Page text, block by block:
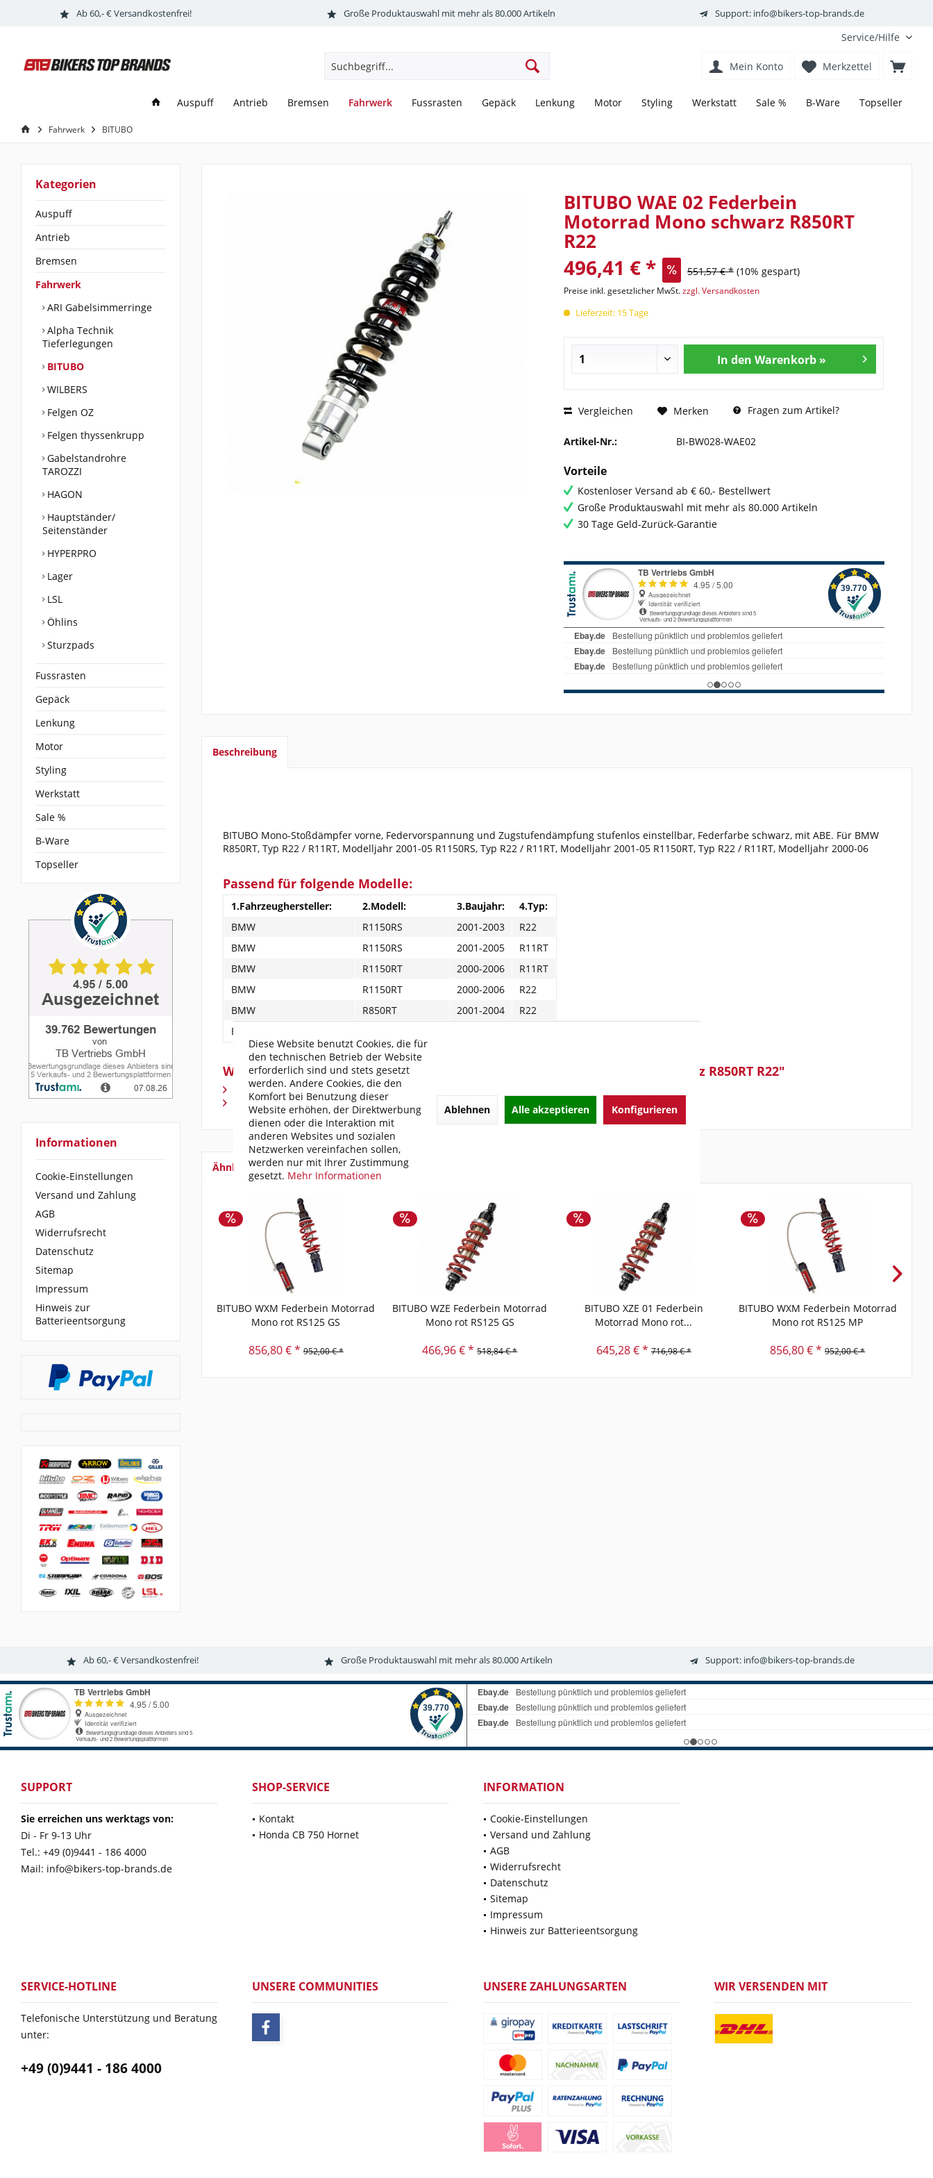
Ab 60,- € Versandkostenfrei! Große Produktauswahl mit mehr als 80.000 Artikeln Support: info@bikers-top-brands.de
Service/Hilfe
Merkzettel
Mein Konto
Auspuff Antrieb Bremsen Fahrwerk Fussrasten Gepäck Lenkung Motor Styling Werkstatt Sale % B-Ware Topseller
Fahrwerk BITUBO
Kategorien
Auspuff
Antrieb
Bremsen
Fahrwerk
ARI Gabelsimmerringe
Alpha Technik
Tieferlegungen
BITUBO
WILBERS
Felgen OZ
Felgen thyssenkrupp
Gabelstandrohre
TAROZZI
HAGON
Hauptständer/
Seitenständer
HYPERPRO
Lager
LSL
Öhlins
Sturzpads
Fussrasten
Gepäck
Lenkung
Motor
Styling
Werkstatt
Sale %
B-Ware
Topseller
Informationen
Cookie-Einstellungen
Versand und Zahlung
AGB
Widerrufsrecht
Datenschutz
Sitemap
Impressum
Hinweis zur
Batterieentsorgung
BITUBO WAE 02 Federbein
Motorrad Mono schwarz R850RT
R22
496,41 € * 551,57 € * (10% gespart)
Preise inkl. gesetzlicher MwSt.zzgl. Versandkosten
Lieferzeit: 15 Tage
In den Warenkorb »
Vergleichen Merken Fragen zum Artikel?
Artikel-Nr.: BI-BW028-WAE02
Vorteile
Kostenloser Versand ab € 60,- Bestellwert
Große Produktauswahl mit mehr als 80.000 Artikeln
30 Tage Geld-Zurück-Garantie
Beschreibung
BITUBO Mono-Stoßdämpfer vorne, Federvorspannung und Zugstufendämpfung stufenlos einstellbar, Federfarbe schwarz, mit ABE. Für BMW
R850RT, Typ R22 / R11RT, Modelljahr 2001-05 R1150RS, Typ R22 / R11RT, Modelljahr 2001-05 R1150RT, Typ R22 / R11RT, Modelljahr 2000-06
Passend für folgende Modelle:
1.Fahrzeughersteller: 2.Modell: 3.Baujahr:
4.Typ:
BMW
R1150RS 2001-2003
R22
BMW
R1150RS 2001-2005
R11RT
BMW
R1150RT 2000-2006
R11RT
BMW
R1150RT 2000-2006
R22
BMW
R850RT 2001-2004
R22
BMW
Weiterführende Links zu "BITUBO WAE 02 Federbein Motorrad Mono schwarz R850RT R22"
Fragen zum Artikel?
Weitere Artikel von BITUBO
Ähnliche Artikel
BITUBO WXM Federbein Motorrad
Mono rot RS125 GS
856,80 € * 952,00 € *
BITUBO WZE Federbein Motorrad
Mono rot RS125 GS
466,96 € * 518,84 € *
BITUBO XZE 01 Federbein
Motorrad Mono rot...
645,28 € * 716,98 € *
BITUBO WXM Federbein Motorrad
Mono rot RS125 MP
856,80 € * 952,00 € *
Ab 60,- € Versandkostenfrei! Große Produktauswahl mit mehr als 80.000 Artikeln Support: info@bikers-top-brands.de
SUPPORT
Sie erreichen uns werktags von:
Di - Fr 9-13 Uhr
Tel.: +49 (0)9441 - 186 4000
Mail: info@bikers-top-brands.de
SHOP-SERVICE
Kontakt
Honda CB 750 Hornet
INFORMATION
Cookie-Einstellungen
Versand und Zahlung
AGB
Widerrufsrecht
Datenschutz
Sitemap
Impressum
Hinweis zur Batterieentsorgung
SERVICE-HOTLINE
Telefonische Unterstützung und Beratung
unter:
+49 (0)9441 - 186 4000
UNSERE COMMUNITIES UNSERE ZAHLUNGSARTEN WIR VERSENDEN MIT
Diese Website benutzt Cookies, die für
den technischen Betrieb der Website
erforderlich sind und stets gesetzt
werden. Andere Cookies, die den
Komfort bei Benutzung dieser
Website erhöhen, der Direktwerbung
dienen oder die Interaktion mit
anderen Websites und sozialen
Netzwerken vereinfachen sollen,
werden nur mit Ihrer Zustimmung
gesetzt. Mehr Informationen
Ablehnen Alle akzeptieren Konfigurieren